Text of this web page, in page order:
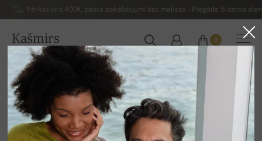
Pērkot virs 400€, pasta pakalpojumi bez maksas – Piegāde 5 darba
Kašmirs
LATVIJA
0
Uz mājām
Luksusa sieviešu kašmira džemperi
Sieviešu kašmira džemperi ar apaļu izgriezumu